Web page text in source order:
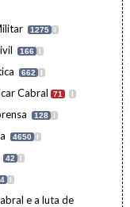
1275 I
166 I
662 I
Cabral 71 I
128 I
4650 I
42 I
I
e a luta de